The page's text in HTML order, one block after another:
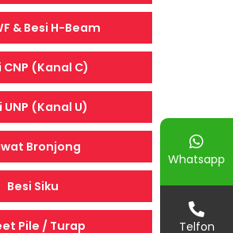
& Besi H-Beam
CNP (Kanal C)
UNP (Kanal U)
Bronjong
Besi Siku
Pile / Turap
Whatsapp
Telfon